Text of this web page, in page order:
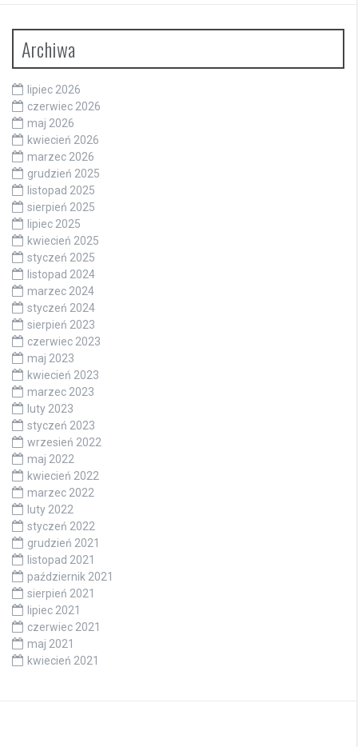
Archiwa
lipiec 2026
czerwiec 2026
maj 2026
kwiecień 2026
marzec 2026
grudzień 2025
listopad 2025
sierpień 2025
lipiec 2025
kwiecień 2025
styczeń 2025
listopad 2024
marzec 2024
styczeń 2024
sierpień 2023
czerwiec 2023
maj 2023
kwiecień 2023
marzec 2023
luty 2023
styczeń 2023
wrzesień 2022
maj 2022
kwiecień 2022
marzec 2022
luty 2022
styczeń 2022
grudzień 2021
listopad 2021
październik 2021
sierpień 2021
lipiec 2021
czerwiec 2021
maj 2021
kwiecień 2021